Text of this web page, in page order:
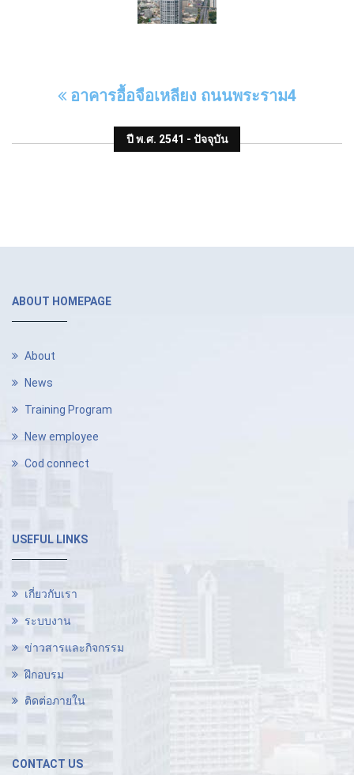
ปี พ.ศ. 2541 - ปัจจุบัน
อาคารอื้อจือเหลียง ถนนพระราม4
ABOUT HOMEPAGE
About
News
Training Program
New employee
Cod connect
USEFUL LINKS
เกี่ยวกับเรา
ระบบงาน
ข่าวสารและกิจกรรม
ฝึกอบรม
ติดต่อภายใน
CONTACT US